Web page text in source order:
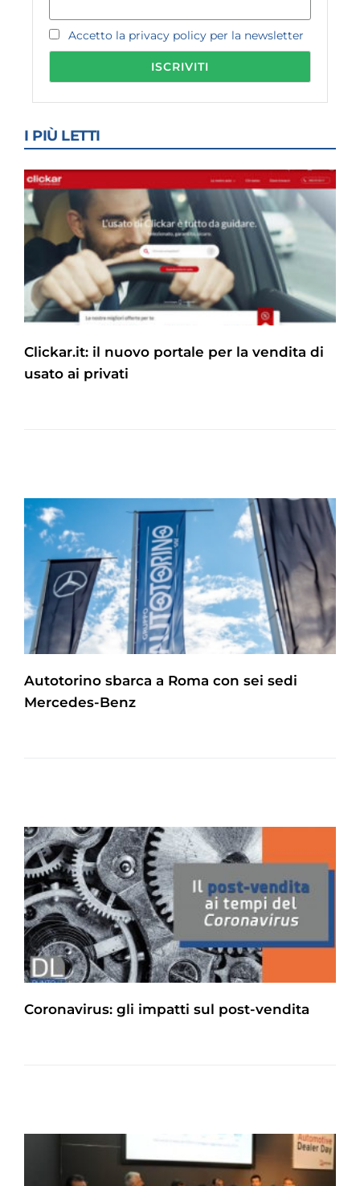
Accetto la privacy policy per la newsletter
I PIÙ LETTI
Clickar.it: il nuovo portale per la vendita di
usato ai privati
Autotorino sbarca a Roma con sei sedi
Mercedes-Benz
Coronavirus: gli impatti sul post-vendita